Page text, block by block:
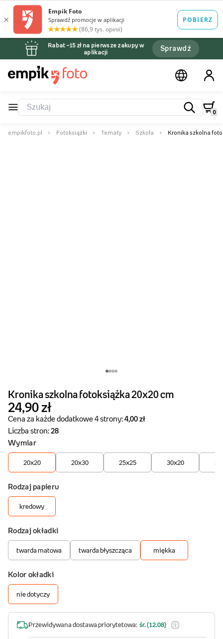
Rabat –15 zł na pierwsze zakupy w
aplikacji
Sprawdź
0
empikfoto.pl Fotoksiążki Tematy Szkoła Kronika szkolna